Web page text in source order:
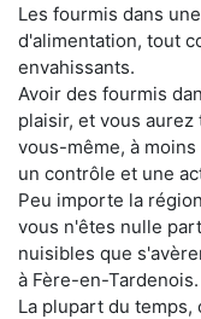
Les fourmis dans
d'alimentation, tout
envahissants.
Avoir des fourmis
plaisir, et vous
vous-même, à
un contrôle et une
Peu importe la
vous n'êtes nulle
nuisibles que
à Fère-en-Tardenois.
La plupart du